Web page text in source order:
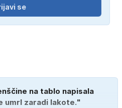
se
na tablo napisala
umrl zaradi lakote."